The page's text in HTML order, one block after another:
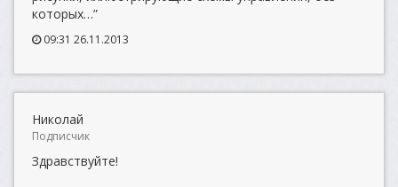
которых…”
09:31 26.11.2013
Николай
Подписчик
Здравствуйте!